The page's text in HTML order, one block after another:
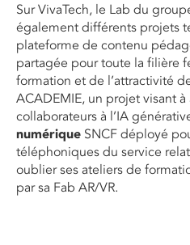
Sur VivaTech, le Lab du
également différents projets
plateforme de contenu
partagée pour toute la filière
formation et de l’attractivité
ACADEMIE, un projet visant
collaborateurs à l’IA
numérique SNCF déployé
téléphoniques du service
oublier ses ateliers de
par sa Fab AR/VR.